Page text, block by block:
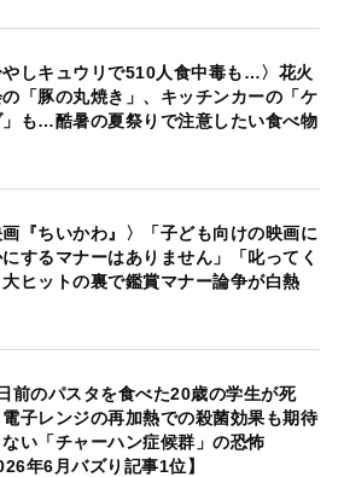
やしキュウリで510人食中毒も…〉花火
「豚の丸焼き」、キッチンカーの「ケ
も…酷暑の夏祭りで注意したい食べ物
画『ちいかわ』〉「子ども向けの映画に
するマナーはありません」「叱ってく
ヒットの裏で鑑賞マナー論争が白熱
日前のパスタを食べた20歳の学生が死
子レンジの再加熱での殺菌効果も期待
い「チャーハン症候群」の恐怖
年6月バズり記事1位】